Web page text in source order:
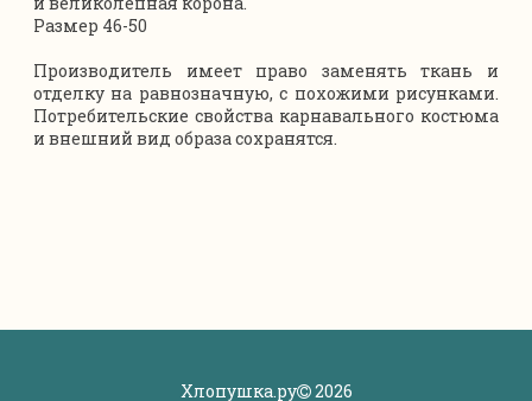
Размер 46-50
Производитель имеет право заменять ткань и
отделку на равнозначную, с похожими рисунками.
Потребительские свойства карнавального костюма
и внешний вид образа сохранятся.
Хлопушка.ру 2026